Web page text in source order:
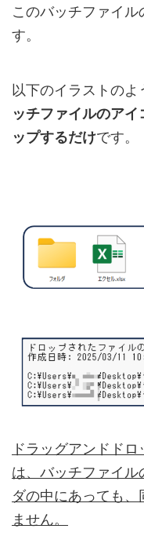
このバッチファイ
す。
以下のイラストの
ッチファイルのア
ップするだけです。
ドラッグアンドド
は、バッチファイ
ダの中にあっても
ません。